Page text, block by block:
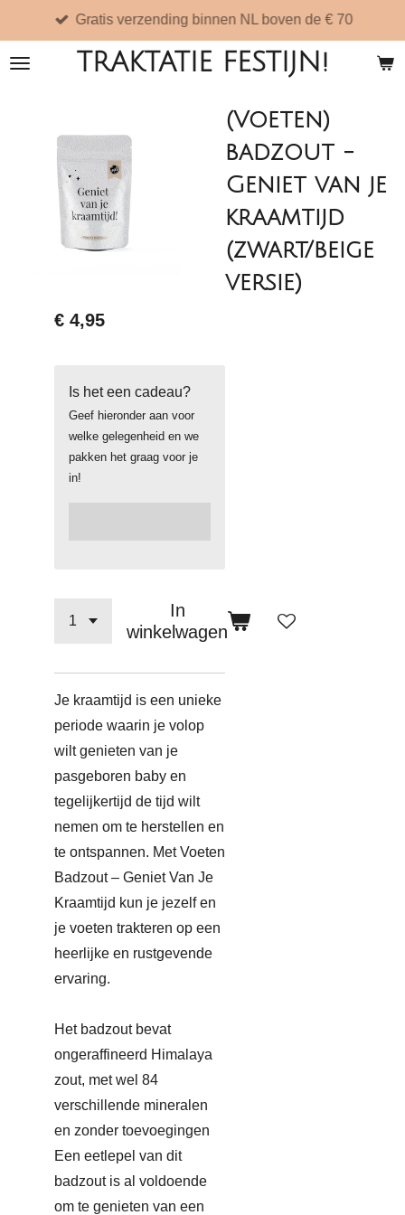
direct
naar
TRAKTATIE FESTIJN!
Gratis verzending binnen NL boven de € 70
(Voeten)
badzout -
Geniet van je
kraamtijd
(zwart/beige
versie)
€ 4,95
Is het een cadeau?
Geef hieronder aan voor
welke gelegenheid en we
pakken het graag voor je
in!
In
winkelwagen
Je kraamtijd is een unieke
periode waarin je volop
wilt genieten van je
pasgeboren baby en
tegelijkertijd de tijd wilt
nemen om te herstellen en
te ontspannen. Met Voeten
Badzout – Geniet Van Je
Kraamtijd kun je jezelf en
je voeten trakteren op een
heerlijke en rustgevende
ervaring.
Het badzout bevat
ongeraffineerd Himalaya
zout, met wel 84
verschillende mineralen
en zonder toevoegingen
Een eetlepel van dit
badzout is al voldoende
om te genieten van een